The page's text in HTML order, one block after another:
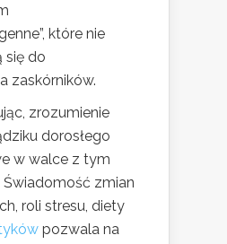
które nie
się do
zaskórników.
zrozumienie
dorosłego
w walce z tym
zmian
roli stresu, diety
pozwala na